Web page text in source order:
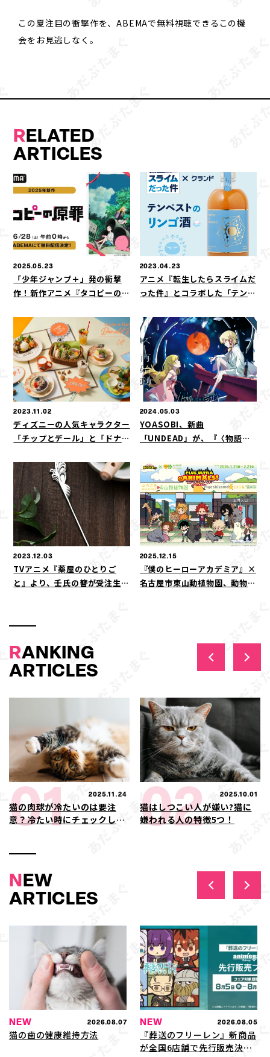
この夏注目の衝撃作を、ABEMAで無料視聴できるこの機
会をお見逃しなく。
RELATED
ARTICLES
2025.05.23
「少年ジャンプ＋」発の衝撃
作！新作アニメ『タコピーの原
日午前0時より「ABEMA」で
最新話の毎週無料配信決定！
2023.04.23
アニメ『転生したらスライムだ
った件』とコラボした「テンペ
2023.11.02
ディズニーの人気キャラクター
「チップとデール」と「ドナル
が東京・大阪に初登場！「チッ
プとデール＆ドナルドダック」
OH MY CAFE期間限定オープ
ン！！
2024.05.03
YOASOBI、新曲
「UNDEAD」が、『〈物語〉
ズン』の主題歌に決定！
2023.12.03
TVアニメ『薬屋のひとりご
と』より、壬氏の簪が受注生産
2025.12.15
『僕のヒーローアカデミア』×
名古屋市東山動植物園、動物た
RANKING
ARTICLES
2025.11.24
猫の肉球が冷たいのは要注
意？冷たい時にチェックした
01 2025.10.01
猫はしつこい人が嫌い?猫に
嫌われる人の特徴5つ！
02
NEW
ARTICLES
NEW 2026.08.07
猫の歯の健康維持方法
NEW 2026.08.05
『葬送のフリーレン』新商品
が全国6店舗で先行販売決